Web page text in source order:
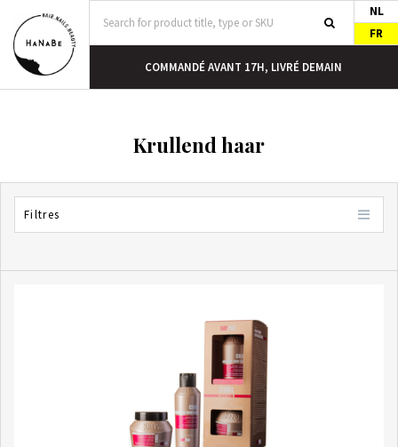
NL
FR
LIVRAISON GRATUITE À PARTIR DE 40 EUROS
Krullend haar
Filtres